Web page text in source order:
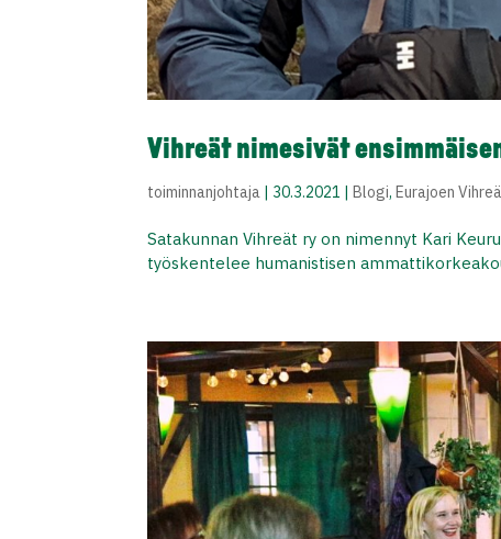
Vihreät nimesivät
toiminnanjohtaja | 30.3.2021 |Blogi,Eurajoen
Satakunnan Vihreät ry on nimennyt Kari
työskentelee humanistisen